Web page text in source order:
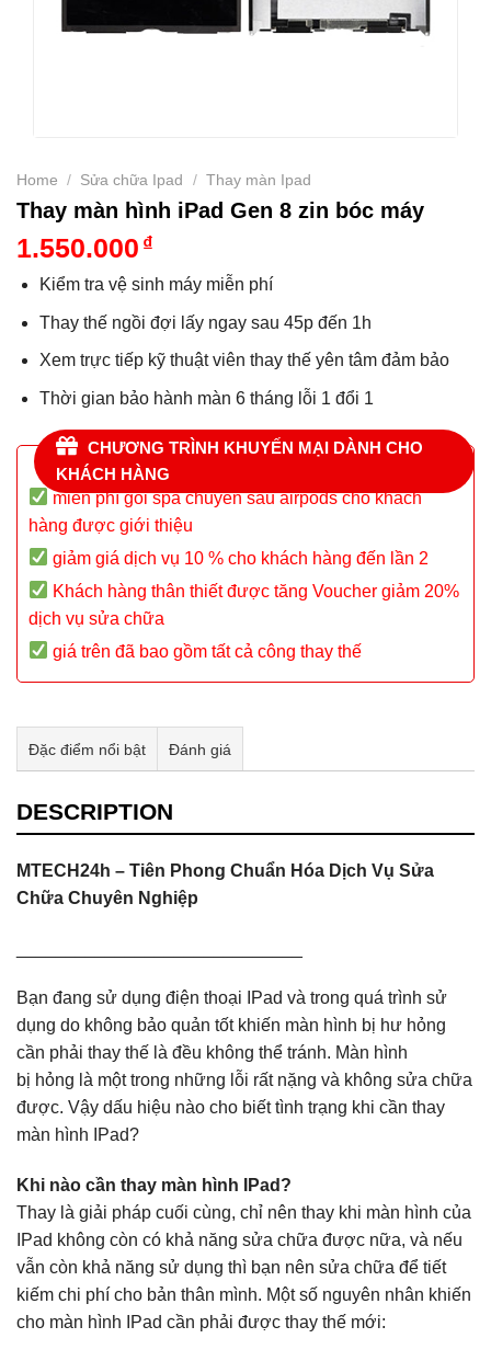
Home / Sửa chữa Ipad / Thay màn Ipad
Thay màn hình iPad Gen 8 zin bóc máy
1.550.000 ₫
Kiểm tra vệ sinh máy miễn phí
Thay thế ngồi đợi lấy ngay sau 45p đến 1h
Xem trực tiếp kỹ thuật viên thay thế yên tâm đảm bảo
Thời gian bảo hành màn 6 tháng lỗi 1 đổi 1
CHƯƠNG TRÌNH KHUYẾN MẠI DÀNH CHO
KHÁCH HÀNG
miễn phí gói spa chuyên sâu airpods cho khách
hàng được giới thiệu
giảm giá dịch vụ 10 % cho khách hàng đến lần 2
Khách hàng thân thiết được tăng Voucher giảm 20%
dịch vụ sửa chữa
giá trên đã bao gồm tất cả công thay thế
Đặc điểm nổi bật Đánh giá
DESCRIPTION
MTECH24h – Tiên Phong Chuẩn Hóa Dịch Vụ Sửa
Chữa Chuyên Nghiệp
Bạn đang sử dụng điện thoại IPad và trong quá trình sử
dụng do không bảo quản tốt khiến màn hình bị hư hỏng
cần phải thay thế là đều không thể tránh. Màn hình
bị hỏng là một trong những lỗi rất nặng và không sửa chữa
được. Vậy dấu hiệu nào cho biết tình trạng khi cần thay
màn hình IPad?
Khi nào cần thay màn hình IPad?
Thay là giải pháp cuối cùng, chỉ nên thay khi màn hình của
IPad không còn có khả năng sửa chữa được nữa, và nếu
vẫn còn khả năng sử dụng thì bạn nên sửa chữa để tiết
kiếm chi phí cho bản thân mình. Một số nguyên nhân khiến
cho màn hình IPad cần phải được thay thế mới: